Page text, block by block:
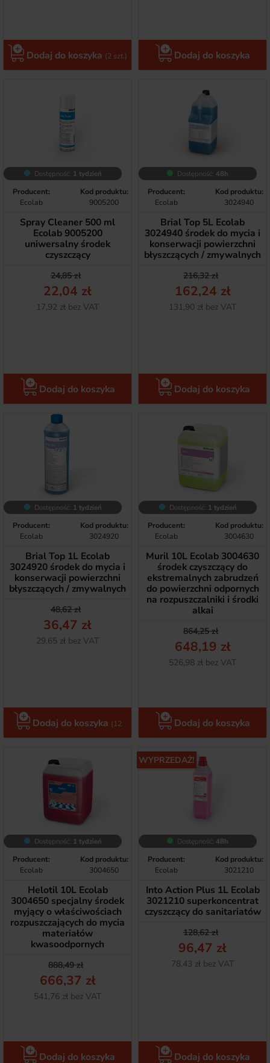
Dodaj do koszyka (2 szt.) Dodaj do koszyka
Dostępność: 1 tydzień
Producent:
Ecolab
Kod produktu:
9005200
Spray Cleaner 500 ml
Ecolab 9005200
uniwersalny środek
czyszczący
Cena podstawowa
24,85 zł
Cena
22,04 zł
Netto
17,92 zł bez VAT
Dodaj do koszyka
Dostępność: 48h
Producent:
Ecolab
Kod produktu:
3024940
Brial Top 5L Ecolab
3024940 środek do mycia i
konserwacji powierzchni
błyszczących / zmywalnych
Cena
216,32 zł
Cena
162,24 zł
Netto
131,90 zł bez VAT
Dodaj do koszyka
Dostępność: 1 tydzień
Producent:
Ecolab
Kod produktu:
3024920
Brial Top 1L Ecolab
3024920 środek do mycia i
konserwacji powierzchni
błyszczących / zmywalnych
Cena podstawowa
48,62 zł
Cena
36,47 zł
Netto
29,65 zł bez VAT
Dodaj do koszyka (12
Dostępność: 1 tydzień
Producent:
Ecolab
Kod produktu:
3004630
Muril 10L Ecolab 3004630
środek czyszczący do
ekstremalnych zabrudzeń
do powierzchni odpornych
na rozpuszczalniki i środki
alkai
Cena
864,25 zł
Cena
648,19 zł
Netto
526,98 zł bez VAT
Dodaj do koszyka
Dostępność: 1 tydzień
Producent:
Ecolab
Kod produktu:
3004650
Helotil 10L Ecolab
3004650 specjalny środek
myjący o właściwościach
rozpuszczających do mycia
materiałów
kwasoodpornych
Cena podstawowa
888,49 zł
Cena
666,37 zł
Netto
541,76 zł bez VAT
Dodaj do koszyka
Dostępność: 48h
Producent:
Ecolab
Kod produktu:
3021210
Into Action Plus 1L Ecolab
3021210 superkoncentrat
czyszczący do sanitariatów
Cena
128,62 zł
Cena
96,47 zł
Netto
78,43 zł bez VAT
Dodaj do koszyka
WYPRZEDAŻ!